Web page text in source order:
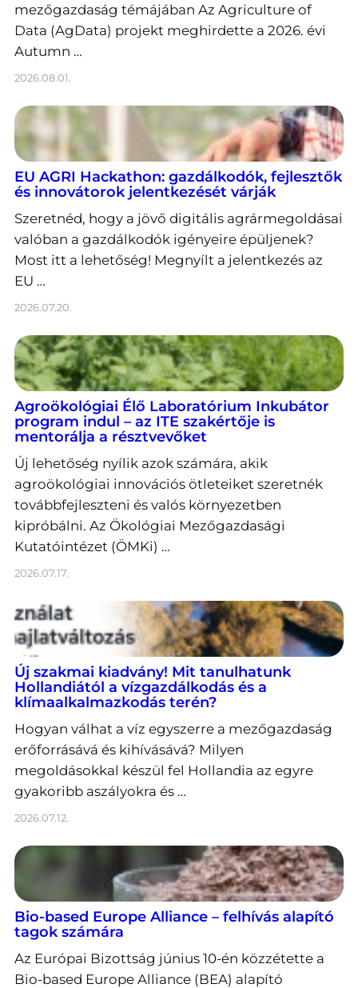
mezőgazdaság témájában Az Agriculture of
Data (AgData) projekt meghirdette a 2026. évi
Autumn …
2026.08.01.
EU AGRI Hackathon: gazdálkodók, fejlesztők
és innovátorok jelentkezését várják
Szeretnéd, hogy a jövő digitális agrármegoldásai
valóban a gazdálkodók igényeire épüljenek?
Most itt a lehetőség! Megnyílt a jelentkezés az
EU …
2026.07.20.
Agroökológiai Élő Laboratórium Inkubátor
program indul – az ITE szakértője is
mentorálja a résztvevőket
Új lehetőség nyílik azok számára, akik
agroökológiai innovációs ötleteiket szeretnék
továbbfejleszteni és valós környezetben
kipróbálni. Az Ökológiai Mezőgazdasági
Kutatóintézet (ÖMKi) …
2026.07.17.
Új szakmai kiadvány! Mit tanulhatunk
Hollandiától a vízgazdálkodás és a
klímaalkalmazkodás terén?
Hogyan válhat a víz egyszerre a mezőgazdaság
erőforrásává és kihívásává? Milyen
megoldásokkal készül fel Hollandia az egyre
gyakoribb aszályokra és …
2026.07.12.
Bio-based Europe Alliance – felhívás alapító
tagok számára
Az Európai Bizottság június 10-én közzétette a
Bio-based Europe Alliance (BEA) alapító